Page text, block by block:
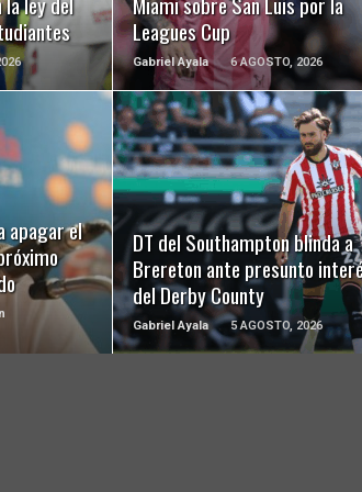
Leagues Cup
Gabriel Ayala 6 AGOSTO, 2026
apagar el
DT del Southampton blinda a
Brereton ante presunto
del Derby County
Gabriel Ayala 5 AGOSTO, 2026
LEER MÁS